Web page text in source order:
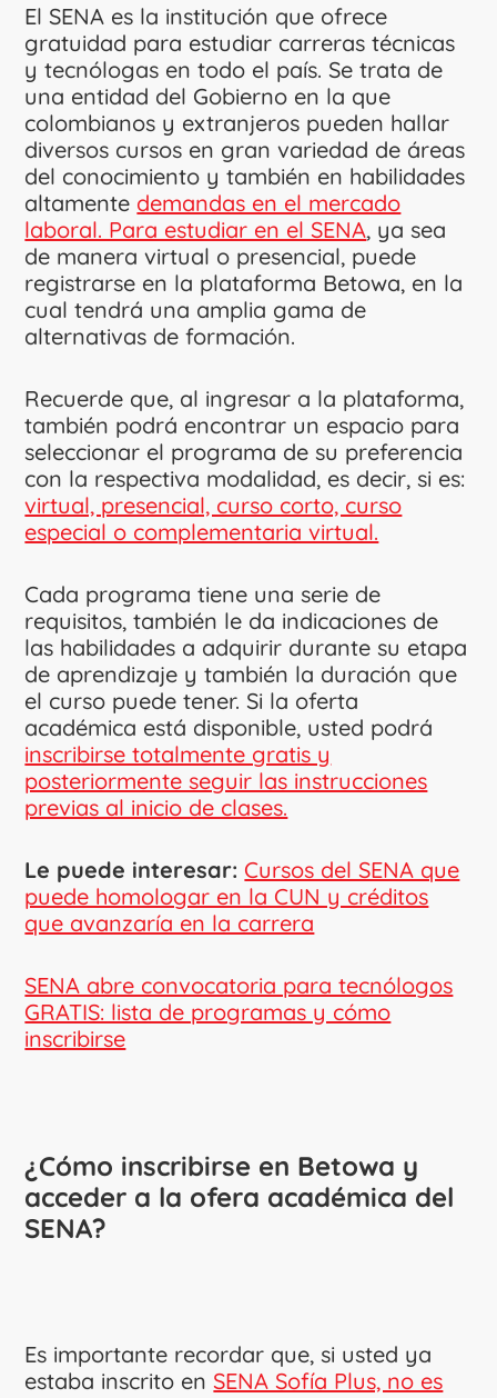
El SENA es la institución que ofrece
gratuidad para estudiar carreras técnicas
y tecnólogas en todo el país. Se trata de
una entidad del Gobierno en la que
colombianos y extranjeros pueden hallar
diversos cursos en gran variedad de áreas
del conocimiento y también en habilidades
altamente demandas en el mercado
laboral. Para estudiar en el SENA, ya sea
de manera virtual o presencial, puede
registrarse en la plataforma Betowa, en la
cual tendrá una amplia gama de
alternativas de formación.
Recuerde que, al ingresar a la plataforma,
también podrá encontrar un espacio para
seleccionar el programa de su preferencia
con la respectiva modalidad, es decir, si es:
virtual, presencial, curso corto, curso
especial o complementaria virtual.
Cada programa tiene una serie de
requisitos, también le da indicaciones de
las habilidades a adquirir durante su etapa
de aprendizaje y también la duración que
el curso puede tener. Si la oferta
académica está disponible, usted podrá
inscribirse totalmente gratis y
posteriormente seguir las instrucciones
previas al inicio de clases.
Le puede interesar: Cursos del SENA que
puede homologar en la CUN y créditos
que avanzaría en la carrera
SENA abre convocatoria para tecnólogos
GRATIS: lista de programas y cómo
inscribirse
¿Cómo inscribirse en Betowa y
acceder a la ofera académica del
SENA?
Es importante recordar que, si usted ya
estaba inscrito enSENA Sofía Plus, no es